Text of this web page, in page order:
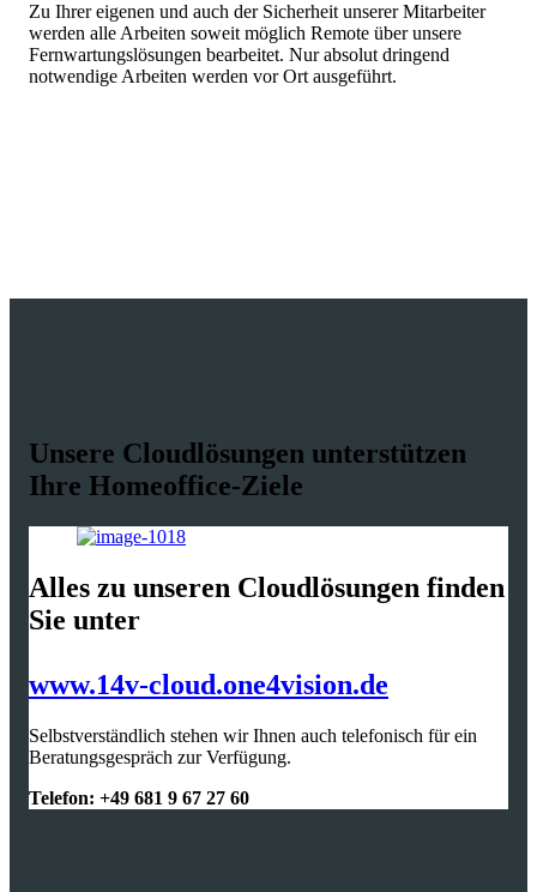
Zu Ihrer eigenen und auch der Sicherheit unserer Mitarbeiter
werden alle Arbeiten soweit möglich Remote über unsere
Fernwartungslösungen bearbeitet. Nur absolut dringend
notwendige Arbeiten werden vor Ort ausgeführt.
Unsere Cloudlösungen unterstützen
Ihre Homeoffice-Ziele
Alles zu unseren Cloudlösungen finden
Sie unter
www.14v-cloud.one4vision.de
Selbstverständlich stehen wir Ihnen auch telefonisch für ein
Beratungsgespräch zur Verfügung.
Telefon: +49 681 9 67 27 60